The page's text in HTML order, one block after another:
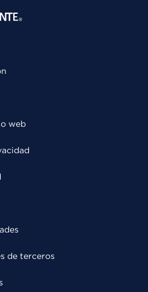
web
de terceros